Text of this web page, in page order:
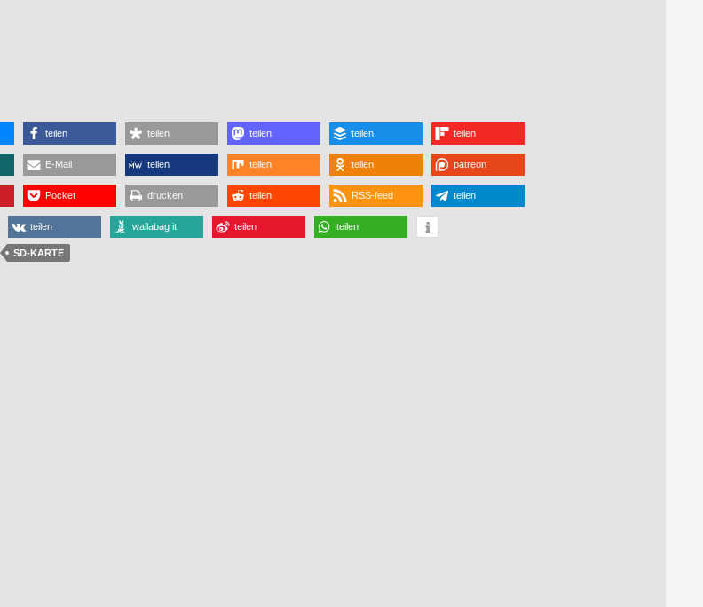
teilen teilen teilen teilen teilen
E-Mail teilen teilen teilen patreon
Pocket drucken teilen RSS-feed teilen
teilen wallabag it teilen teilen
SD-KARTE